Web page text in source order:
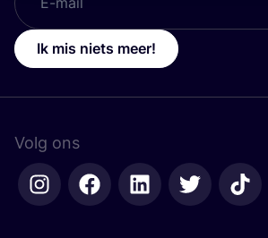
Ik mis niets meer!
Volg ons